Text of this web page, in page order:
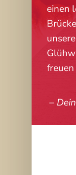
einen
–